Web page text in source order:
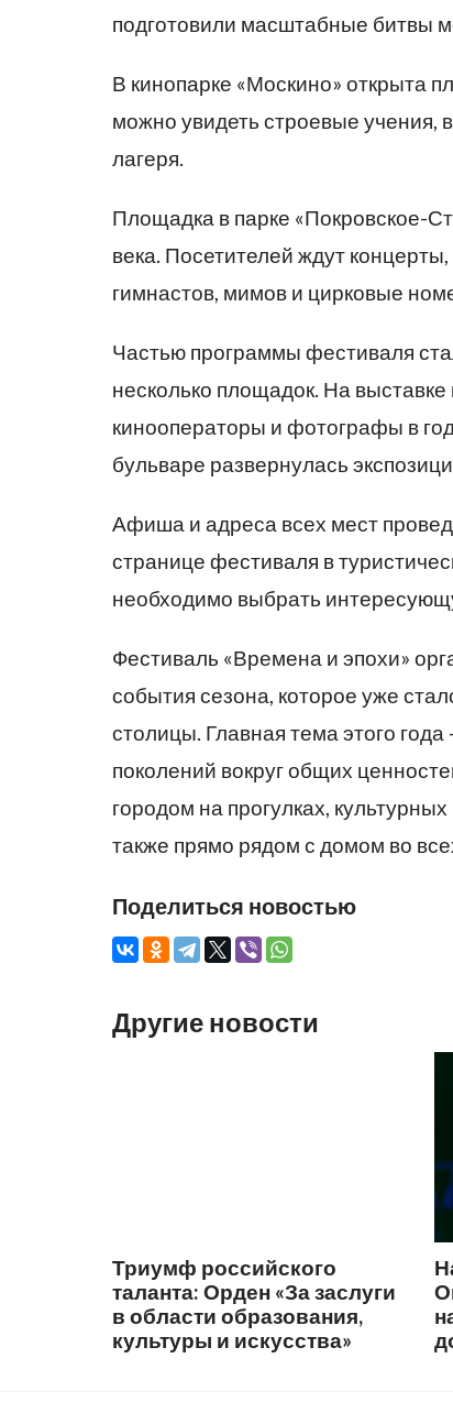
подготовили масштабные битвы
В кинопарке «Москино» открыта
можно увидеть строевые учения,
лагеря.
Площадка в парке «Покровское-
века. Посетителей ждут
гимнастов, мимов и цирковые
Частью программы фестиваля
несколько площадок. На
кинооператоры и фотографы в
бульваре развернулась
Афиша и адреса всех мест
странице фестиваля в
необходимо выбрать
Фестиваль «Времена и эпохи»
события сезона, которое уже
столицы. Главная тема этого
поколений вокруг общих
городом на прогулках,
также прямо рядом с домом во
Поделиться новостью
Другие новости
Триумф российского
таланта: Орден «За заслуги
в области образования,
культуры и искусства»